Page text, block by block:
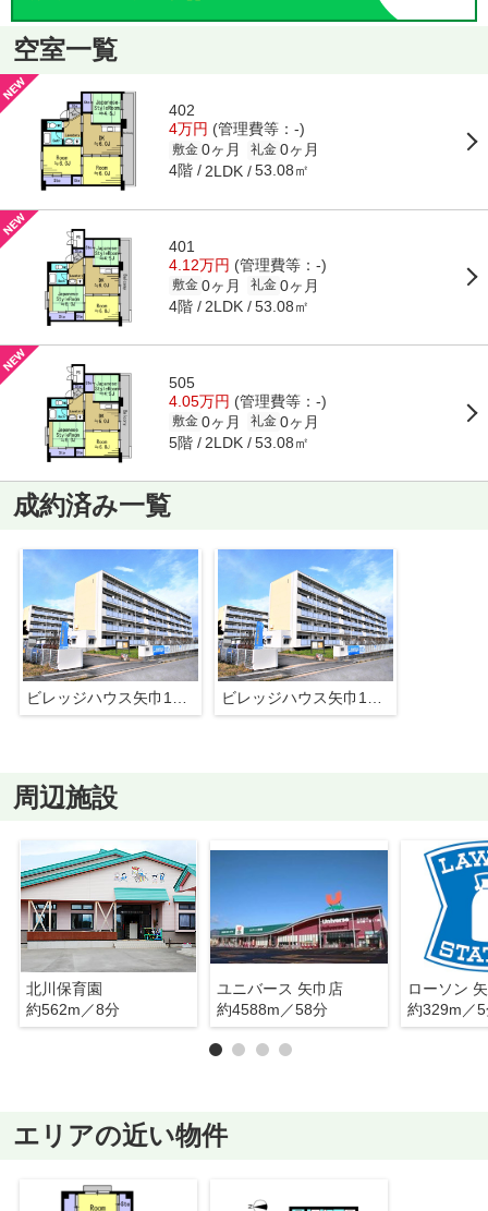
空室一覧
402
4万円 (管理費等：-)
敷金 0ヶ月 礼金 0ヶ月
4階 2LDK 53.08㎡
401
4.12万円 (管理費等：-)
敷金 0ヶ月 礼金 0ヶ月
4階 2LDK 53.08㎡
505
4.05万円 (管理費等：-)
敷金 0ヶ月 礼金 0ヶ月
5階 2LDK 53.08㎡
成約済み一覧
周辺施設
北川保育園
約562m／8分
ユニバース 矢巾店
約4588m／58分
約329m／
エリアの近い物件